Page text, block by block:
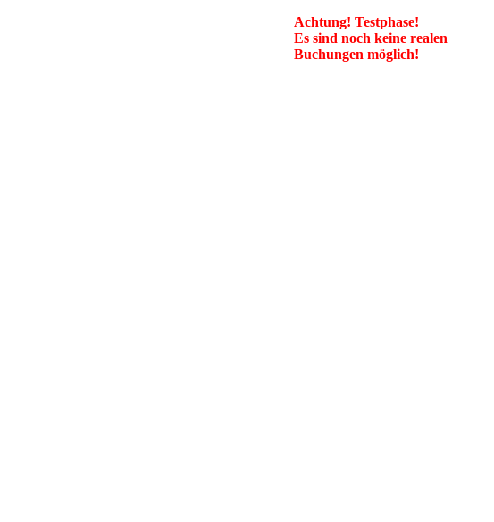
Achtung! Testphase!
Es sind noch keine realen
Buchungen möglich!